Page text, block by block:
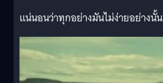
แน่นอนว่าทุกอย่างมันไม่ง่ายอย่างนั้น